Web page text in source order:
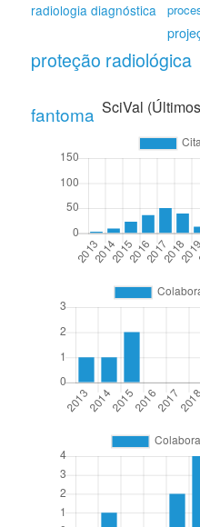
radiologia diagnóstica
proteção radiológica
fantoma SciVal